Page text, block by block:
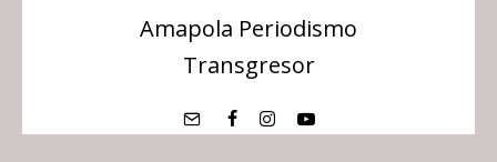
Amapola Periodismo
Transgresor